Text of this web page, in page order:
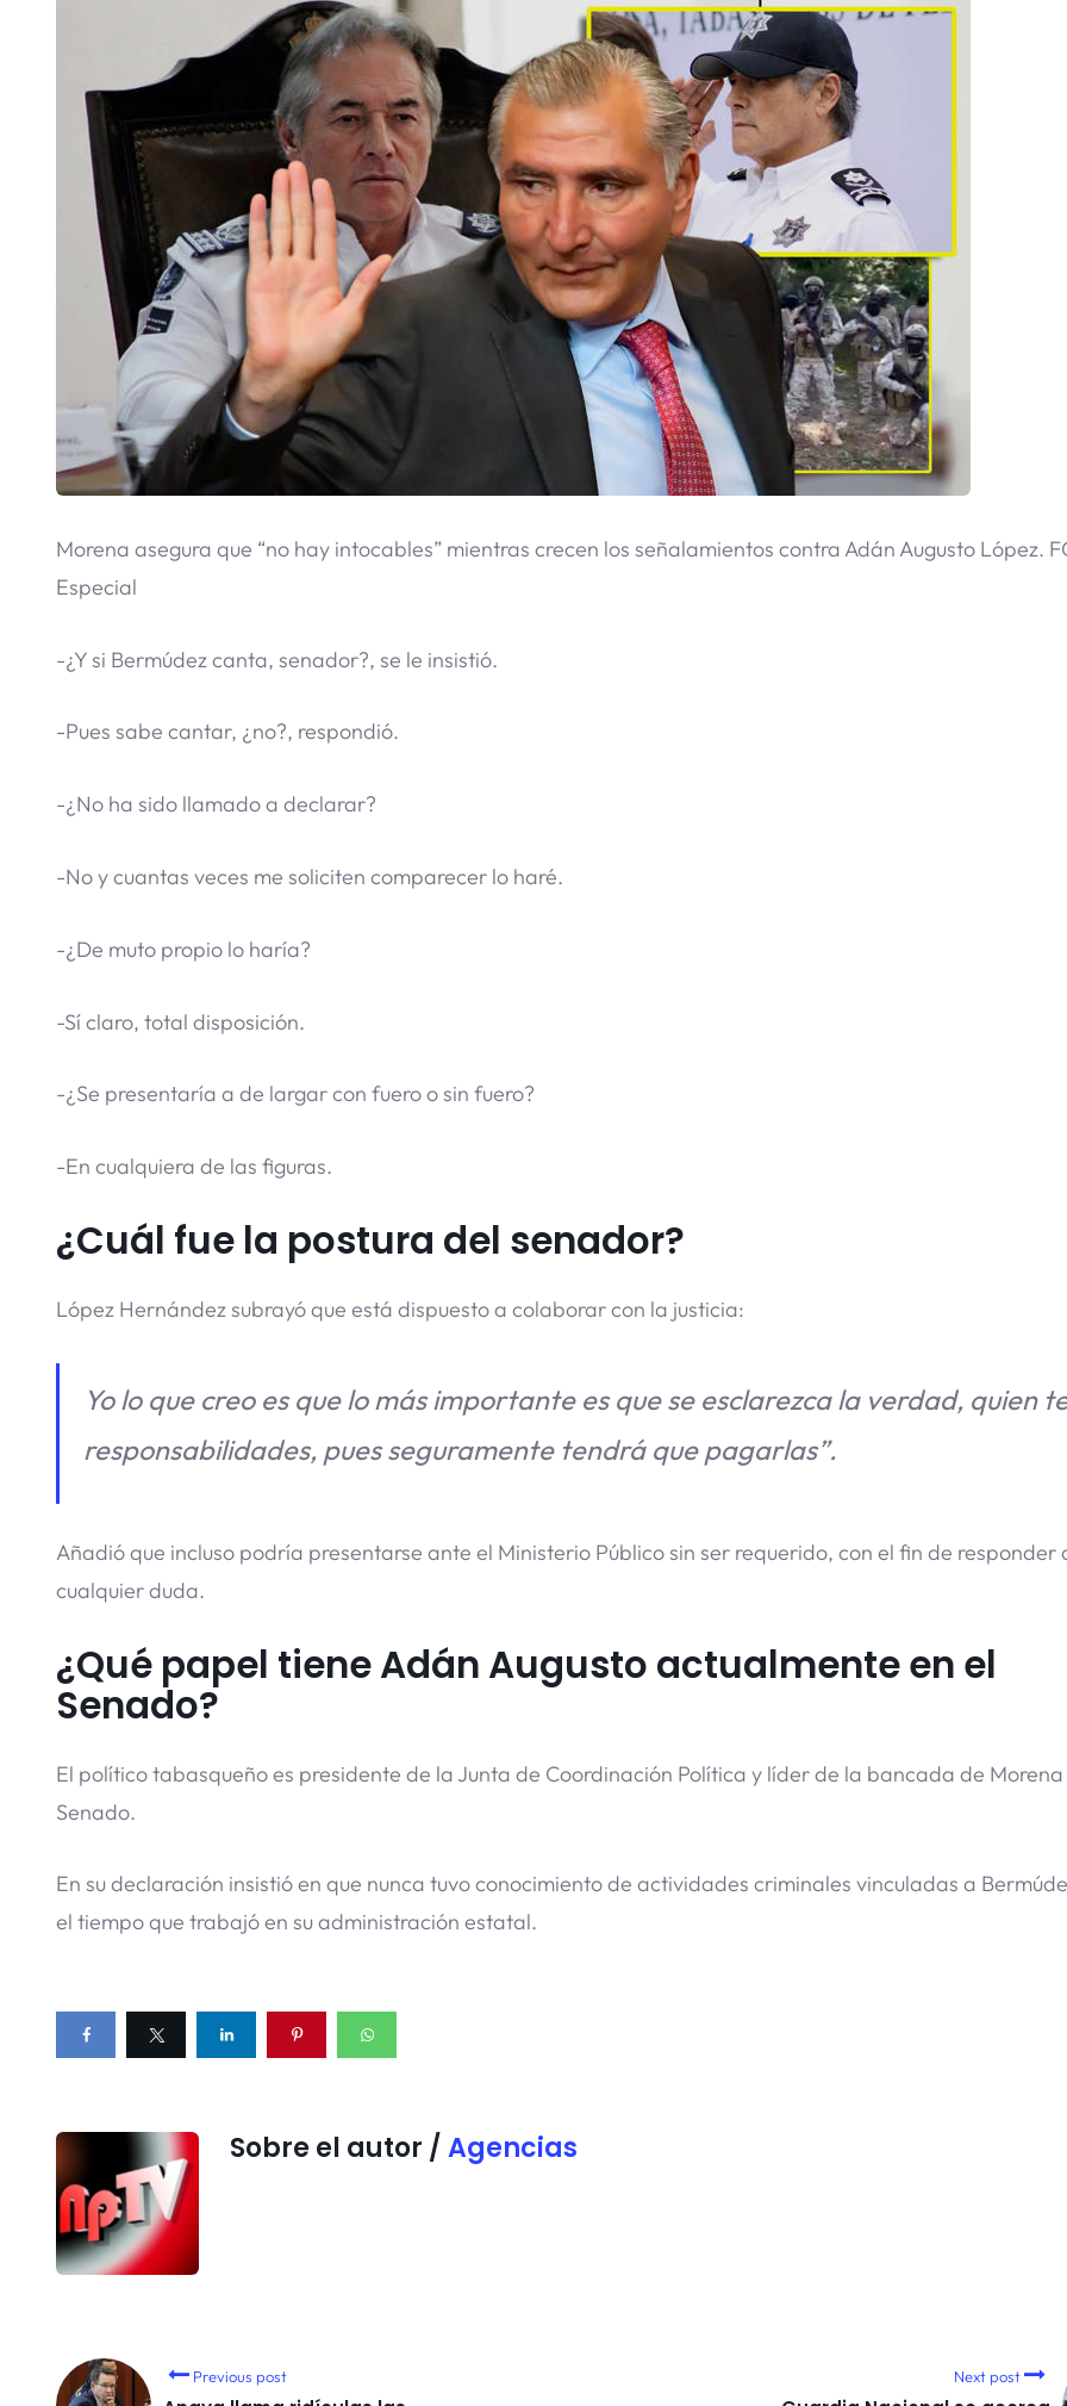
Morena asegura que “no hay intocables” mientras crecen los señalamientos contra Adán Augusto López.
Especial
-¿Y si Bermúdez canta, senador?, se le insistió.
-Pues sabe cantar, ¿no?, respondió.
-¿No ha sido llamado a declarar?
-No y cuantas veces me soliciten comparecer lo haré.
-¿De muto propio lo haría?
-Sí claro, total disposición.
-¿Se presentaría a de largar con fuero o sin fuero?
-En cualquiera de las figuras.
¿Cuál fue la postura del senador?
López Hernández subrayó que está dispuesto a colaborar con la justicia:
Yo lo que creo es que lo más importante es que se esclarezca la verdad, quien
responsabilidades, pues seguramente tendrá que pagarlas”.
Añadió que incluso podría presentarse ante el Ministerio Público sin ser requerido, con el fin de responder
cualquier duda.
¿Qué papel tiene Adán Augusto actualmente en el
Senado?
El político tabasqueño es presidente de la Junta de Coordinación Política y líder de la bancada de Morena
Senado.
En su declaración insistió en que nunca tuvo conocimiento de actividades criminales vinculadas a
el tiempo que trabajó en su administración estatal.
Sobre el autor / Agencias
Previous post Next post